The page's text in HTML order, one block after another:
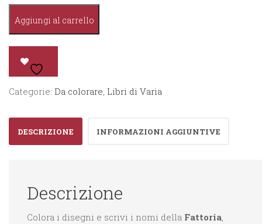
-
quantità
Aggiungi al carrello
Categorie: Da colorare, Libri di Varia
DESCRIZIONE INFORMAZIONI AGGIUNTIVE
Descrizione
Colora i disegni e scrivi i nomi della Fattoria,